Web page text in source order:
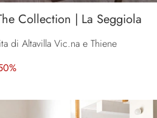
Collection | La Seggiola
di Altavilla Vic.na e Thiene